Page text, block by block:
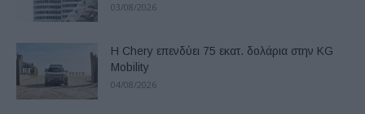
03/08/2026
Η Chery επενδύει 75 εκατ. δολάρια στην KG
Mobility
04/08/2026